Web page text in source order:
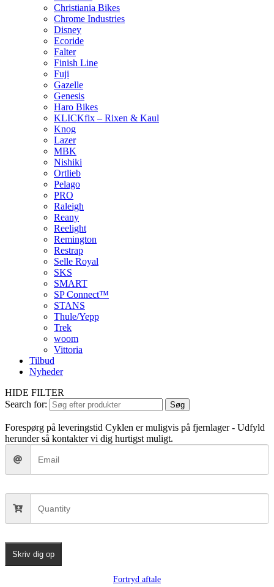
Christiania Bikes
Chrome Industries
Disney
Ecoride
Falter
Finish Line
Fuji
Gazelle
Genesis
Haro Bikes
KLICKfix – Rixen & Kaul
Knog
Lazer
MBK
Nishiki
Ortlieb
Pelago
PRO
Raleigh
Reany
Reelight
Remington
Restrap
Selle Royal
SKS
SMART
SP Connect™
STANS
Thule/Yepp
Trek
woom
Vittoria
Tilbud
Nyheder
HIDE FILTER
Search for:
Søg
Forespørg på leveringstid Cyklen er muligvis på fjernlager - Udfyld
herunder så kontakter vi dig hurtigst muligt.
Skriv dig op
Fortryd aftale